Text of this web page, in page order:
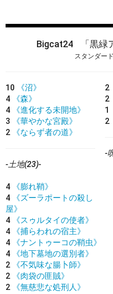
Bigcat24 「黒緑
スタンダー
10
《沼》
4
《森》
4
《進化する未開地》
3
《華やかな宮殿》
2
《ならず者の道》
-土地(23)-
4
《膨れ鞘》
4
《ズーラポートの殺し
屋》
4
《スゥルタイの使者》
4
《捕らわれの宿主》
4
《ナントゥーコの鞘虫》
4
《地下墓地の選別者》
2
《不気味な腸卜師》
2
《肉袋の匪賊》
2
《無慈悲な処刑人》
2
2
1
2
-